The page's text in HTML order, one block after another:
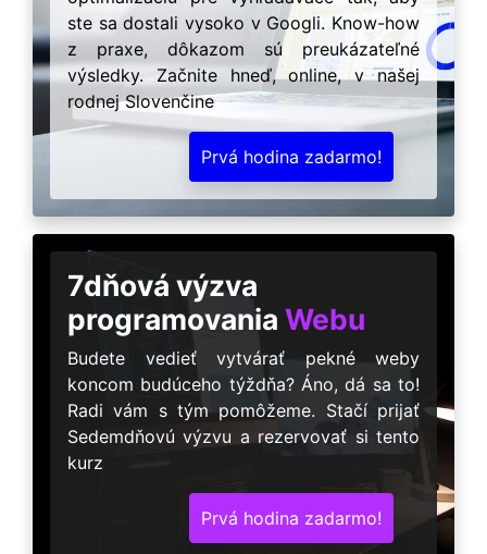
ste sa dostali vysoko v Googli. Know-how
z praxe, dôkazom sú preukázateľné
výsledky. Začnite hneď, online, v našej
rodnej Slovenčine
Prvá hodina zadarmo!
7dňová výzva
programovania Webu
Budete vedieť vytvárať pekné weby
koncom budúceho týždňa? Áno, dá sa to!
Radi vám s tým pomôžeme. Stačí prijať
Sedemdňovú výzvu a rezervovať si tento
kurz
Prvá hodina zadarmo!